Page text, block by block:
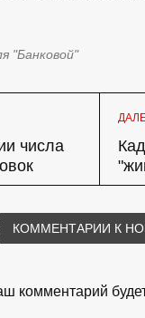
"Банковой"
числа
КОММЕНТАРИИ К
комментарий